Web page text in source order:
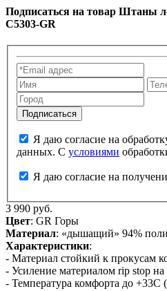
Подписаться на товар Штаны
C5303-GR
данных. С условиями
Я даю согласие на
3 990 руб.
Цвет: GR Горы
Материал: «дышащий» 94%
Характеристики:
- Материал стойкий к прокусам
- Усиление материалом rip stop на
- Температура комфорта до